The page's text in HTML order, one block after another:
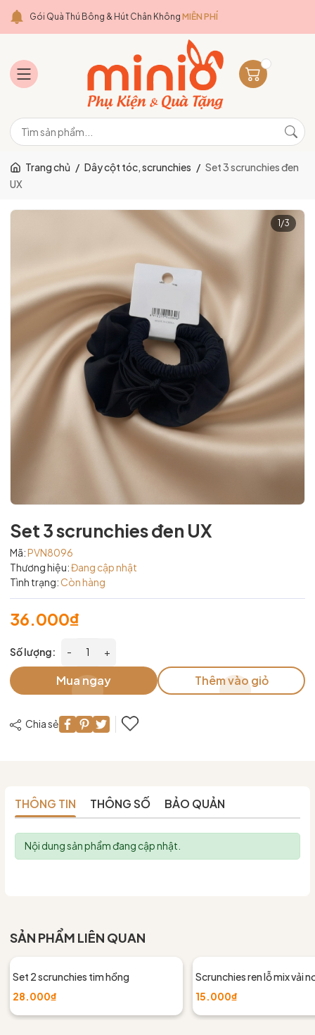
Gói Quà Thú Bông & Hút Chân Không MIỄN PHÍ
Trang chủ / Dây cột tóc, scrunchies / Set 3 scrunchies đen
UX
1 /3
Set 3 scrunchies đen UX
Mã:PVN8096
Thương hiệu:Đang cập nhật
Tình trạng:Còn hàng
36.000₫
Số lượng: - +
Mua ngay Thêm vào giỏ
Chia sẻ
THÔNG TIN THÔNG SỐ BẢO QUẢN
Nội dung sản phẩm đang cập nhật.
SẢN PHẨM LIÊN QUAN
Set 2 scrunchies tim hồng
28.000₫
Scrunchies ren lỗ mix vải
15.000₫